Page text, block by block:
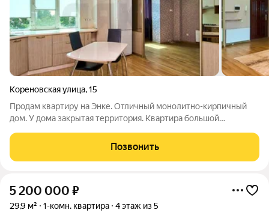
Кореновская улица,15
Прoдам кваpтиpу на Энке. Отличный монолитно-кирпичный
дом. У дома закрытая территория. Квартира большой
квартире сделан хороший - качественный ремонт. Пусть и не
новый, но очень даже достойный,
Позвонить
5 200 000 ₽
29,9 м² 1-комн. квартира 4 этаж из 5